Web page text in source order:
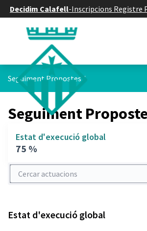
Decidim Calafell-Inscripcions Registre
Seguiment Propostes /
Seguiment
Estat d'execució global
75 %
Cercar actuacions
Estat d'execució global